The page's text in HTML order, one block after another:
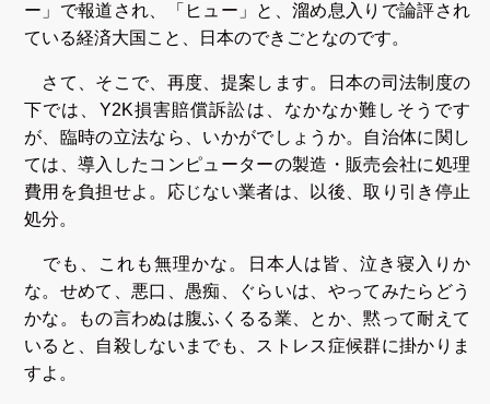
ー」で報道され、「ヒュー」と、溜め息入りで論評され
ている経済大国こと、日本のできごとなのです。
さて、そこで、再度、提案します。日本の司法制度の
下では、Y2K損害賠償訴訟は、なかなか難しそうです
が、臨時の立法なら、いかがでしょうか。自治体に関し
ては、導入したコンピューターの製造・販売会社に処理
費用を負担せよ。応じない業者は、以後、取り引き停止
処分。
でも、これも無理かな。日本人は皆、泣き寝入りか
な。せめて、悪口、愚痴、ぐらいは、やってみたらどう
かな。もの言わぬは腹ふくるる業、とか、黙って耐えて
いると、自殺しないまでも、ストレス症候群に掛かりま
すよ。